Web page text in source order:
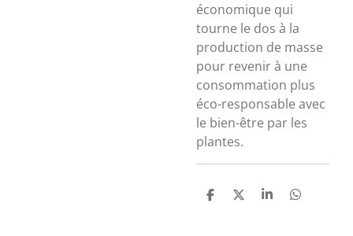
économique qui
tourne le dos à la
production de masse
pour revenir à une
consommation plus
éco-responsable avec
le bien-être par les
plantes.
P
P
P
P